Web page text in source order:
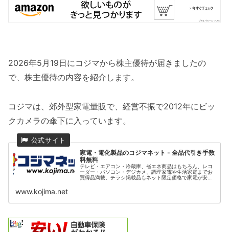
2026年5月19日にコジマから株主優待が届きましたの
で、株主優待の内容を紹介します。
コジマは、郊外型家電量販で、経営不振で2012年にビッ
クカメラの傘下に入っています。
家電・電化製品のコジマネット - 全品代引き手数
料無料
テレビ・エアコン・冷蔵庫、省エネ商品はもちろん、レコ
ーダー・パソコン・デジカメ、調理家電や生活家電までお
買得品満載。チラシ掲載品もネット限定価格で家電が安
www.kojima.net